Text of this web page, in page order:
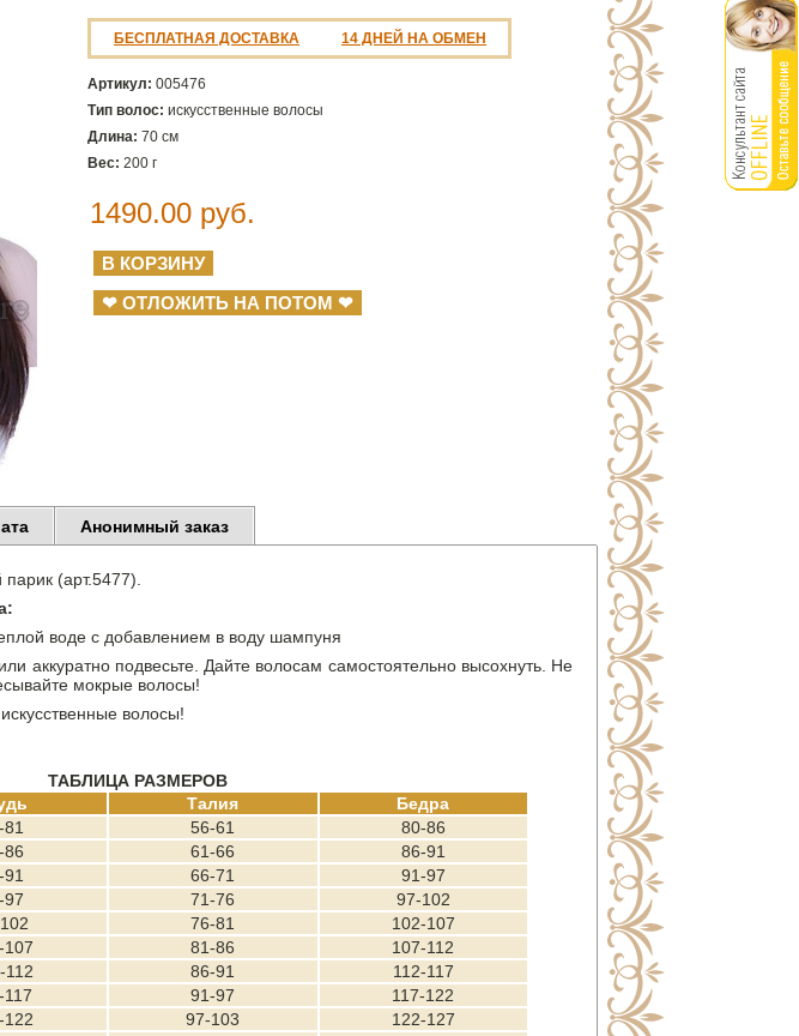
БЕСПЛАТНАЯ ДОСТАВКА 14 ДНЕЙ НА ОБМЕН
Артикул: 005476
Тип волос: искусственные волосы
Длина: 70 см
Вес: 200 г
1490.00руб.
❤ ОТЛОЖИТЬ НА ПОТОМ ❤
Анонимный заказ
(арт.5477).
воде с добавлением в воду шампуня
аккуратно подвесьте. Дайте волосам самостоятельно высохнуть. Не
мокрые волосы!
волосы!
ТАБЛИЦА РАЗМЕРОВ
Талия
Бедра
56-61
80-86
86 61-66
86-91
66-71
91-97
97 71-76
97-102
76-81
102-107
107 81-86
107-112
112 86-91
112-117
117 91-97
117-122
122 97-103
122-127